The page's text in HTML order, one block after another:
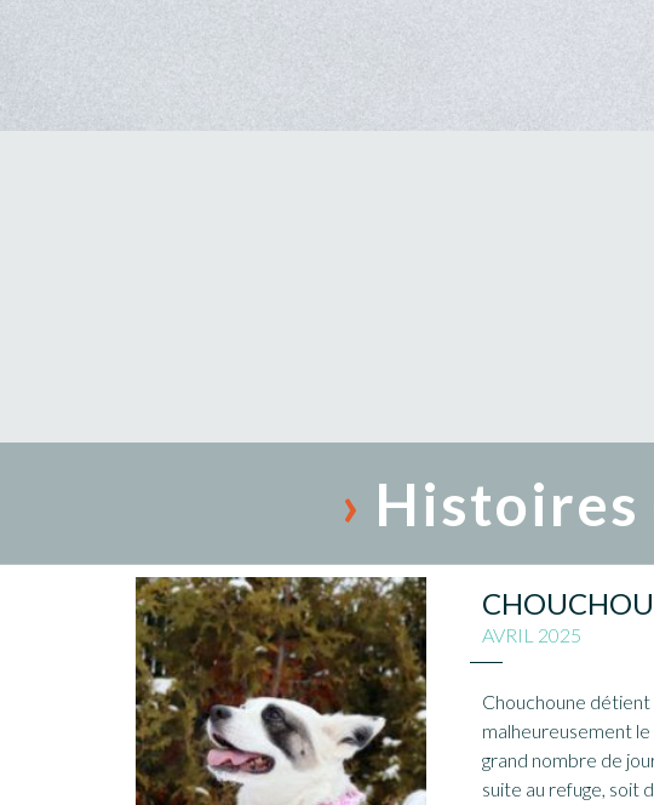
› Histoires
AVRIL 2025
Chouchoune détient
malheureusement
grand nombre de
suite au refuge, soit